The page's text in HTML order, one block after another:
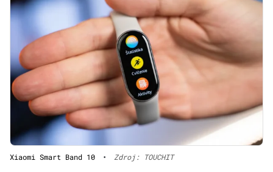
Xiaomi Smart Band 10 • Zdroj: TOUCHIT